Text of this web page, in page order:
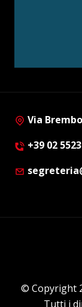
Via
+39 02
© Copyright
Tutti i